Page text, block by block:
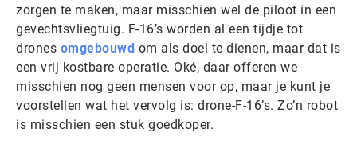
zorgen te maken, maar misschien wel de piloot in een
gevechtsvliegtuig. F-16’s worden al een tijdje tot
drones omgebouwd om als doel te dienen, maar dat is
een vrij kostbare operatie. Oké, daar offeren we
misschien nog geen mensen voor op, maar je kunt je
voorstellen wat het vervolg is: drone-F-16’s. Zo’n robot
is misschien een stuk goedkoper.